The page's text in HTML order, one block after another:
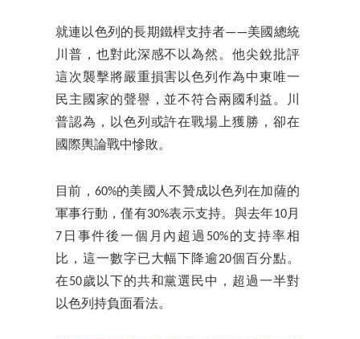
就連以色列的長期鐵桿支持者——美國總統
川普，也對此深感不以為然。他尖銳批評
這次襲擊將嚴重損害以色列作為中東唯一
民主國家的聲譽，並不符合兩國利益。川
普認為，以色列或許在戰場上獲勝，卻在
國際輿論戰中慘敗。
目前，60%的美國人不贊成以色列在加薩的
軍事行動，僅有30%表示支持。與去年10月
7日事件後一個月內超過50%的支持率相
比，這一數字已大幅下降逾20個百分點。
在50歲以下的共和黨選民中，超過一半對
以色列持負面看法。